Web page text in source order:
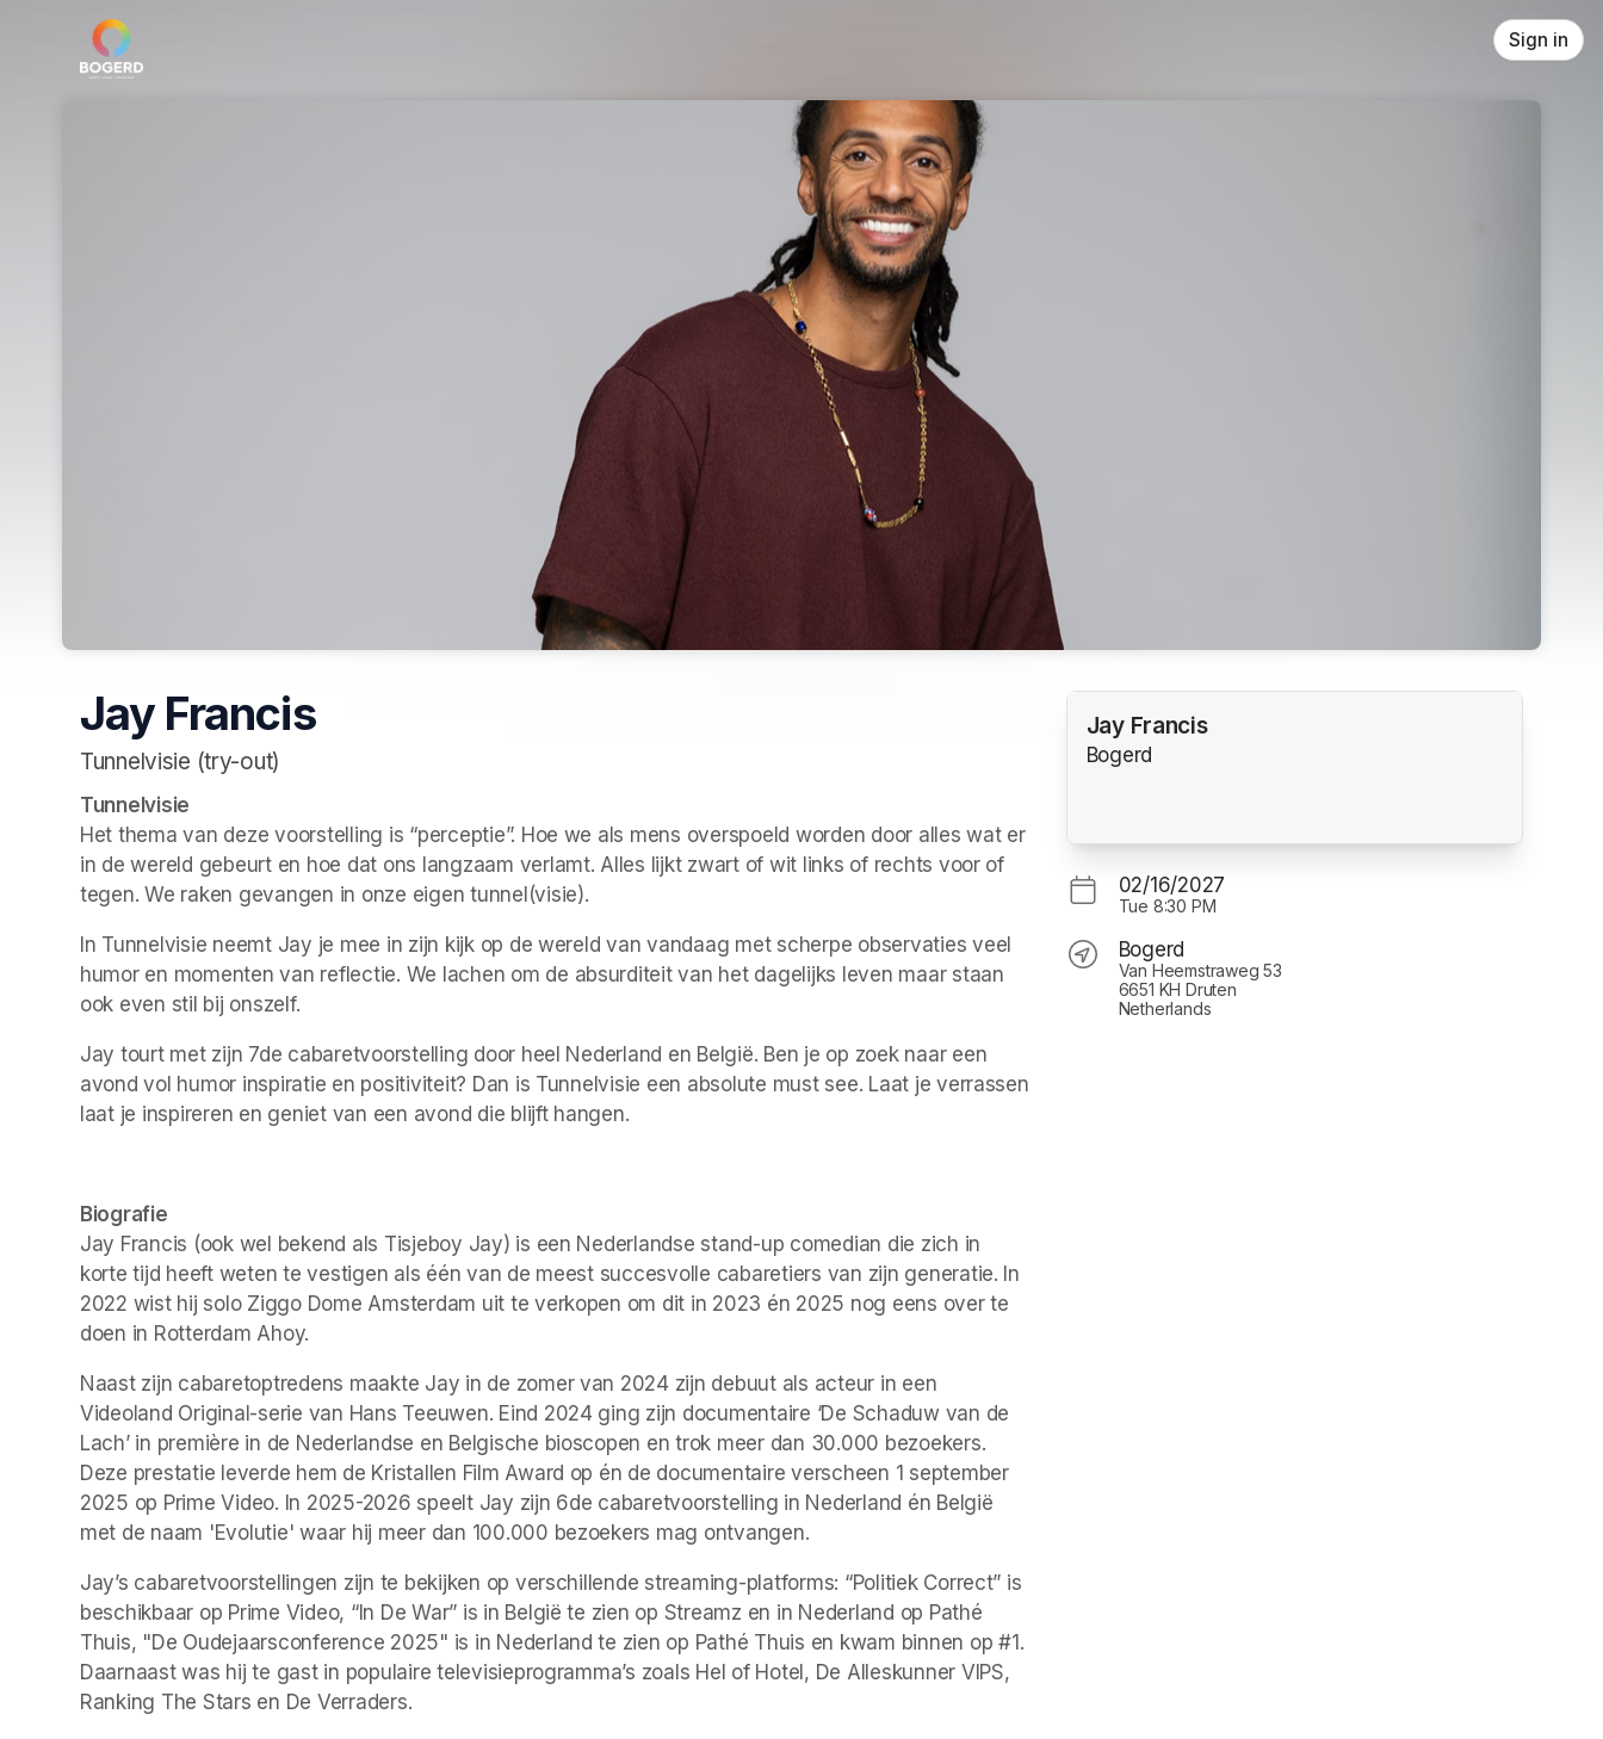
Skip header
Sign in
Jay Francis
Tunnelvisie (try-out)
Tunnelvisie
Het thema van deze voorstelling is “perceptie”. Hoe we als mens overspoeld worden door alles wat er
in de wereld gebeurt en hoe dat ons langzaam verlamt. Alles lijkt zwart of wit links of rechts voor of
tegen. We raken gevangen in onze eigen tunnel(visie).
In Tunnelvisie neemt Jay je mee in zijn kijk op de wereld van vandaag met scherpe observaties veel
humor en momenten van reflectie. We lachen om de absurditeit van het dagelijks leven maar staan
ook even stil bij onszelf.
Jay tourt met zijn 7de cabaretvoorstelling door heel Nederland en België. Ben je op zoek naar een
avond vol humor inspiratie en positiviteit? Dan is Tunnelvisie een absolute must see. Laat je verrassen
laat je inspireren en geniet van een avond die blijft hangen.
Biografie
Jay Francis (ook wel bekend als Tisjeboy Jay) is een Nederlandse stand-up comedian die zich in
korte tijd heeft weten te vestigen als één van de meest succesvolle cabaretiers van zijn generatie. In
2022 wist hij solo Ziggo Dome Amsterdam uit te verkopen om dit in 2023 én 2025 nog eens over te
doen in Rotterdam Ahoy.
Naast zijn cabaretoptredens maakte Jay in de zomer van 2024 zijn debuut als acteur in een
Videoland Original-serie van Hans Teeuwen. Eind 2024 ging zijn documentaire ‘De Schaduw van de
Lach’ in première in de Nederlandse en Belgische bioscopen en trok meer dan 30.000 bezoekers.
Deze prestatie leverde hem de Kristallen Film Award op én de documentaire verscheen 1 september
2025 op Prime Video. In 2025-2026 speelt Jay zijn 6de cabaretvoorstelling in Nederland én België
met de naam 'Evolutie' waar hij meer dan 100.000 bezoekers mag ontvangen.
Jay’s cabaretvoorstellingen zijn te bekijken op verschillende streaming-platforms: “Politiek Correct” is
beschikbaar op Prime Video, “In De War” is in België te zien op Streamz en in Nederland op Pathé
Thuis, "De Oudejaarsconference 2025" is in Nederland te zien op Pathé Thuis en kwam binnen op #1.
Daarnaast was hij te gast in populaire televisieprogramma’s zoals Hel of Hotel, De Alleskunner VIPS,
Ranking The Stars en De Verraders.
Jay Francis
Bogerd
02/16/2027
Tue 8:30 PM
Bogerd
Van Heemstraweg 53
6651 KH Druten
Netherlands